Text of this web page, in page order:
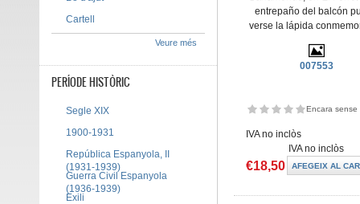
entrepaño del balcón
verse la lápida
007553
Encara sense
IVA no inclòs
IVA no inclòs
€18,50
Cartell
Veure més
PERÍODE HISTÒRIC
Segle XIX
1900-1931
República Espanyola, II
(1931-1939)
Guerra Civil Espanyola
(1936-1939)
Exili